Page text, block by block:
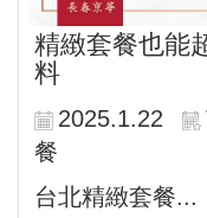
精緻套餐也能
料
2025.1.22
餐
台北精緻套餐...